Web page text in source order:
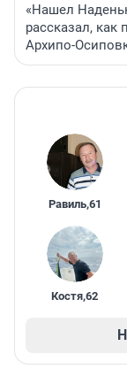
«Нашел
рассказал, как
Архипо-
Равиль,61
Костя,62